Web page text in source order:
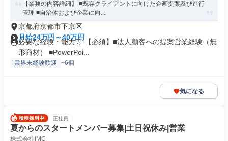
【業務の内容詳細】 ■既存クライアントに向けた企画提案及び進行
管理 ■自治体および企業に向...
京都府京都市下京区
月給24万円～40万円
必要な経験・能力等 【必須】■法人顧客への提案営業経験（無
形商材） ■PowerPoi...
業界未経験歓迎 +6個
気になる
正社員
夏からのスタートメンバー募集|土日祝休み|営業
株式会社IMC